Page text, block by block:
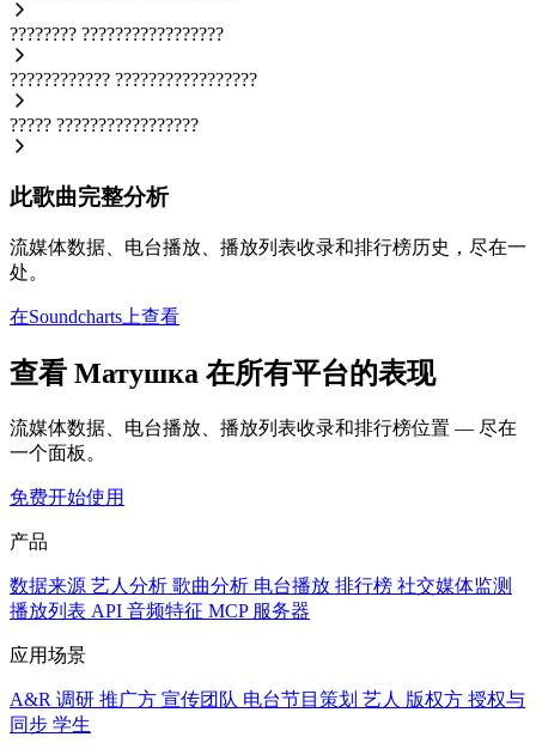
???????? ?????????????????
???????????? ?????????????????
????? ?????????????????
此歌曲完整分析
流媒体数据、电台播放、播放列表收录和排行榜历史，尽在一
处。
在Soundcharts上查看
查看 Матушка 在所有平台的表现
流媒体数据、电台播放、播放列表收录和排行榜位置 — 尽在
一个面板。
免费开始使用
产品
数据来源 艺人分析 歌曲分析 电台播放 排行榜 社交媒体监测
播放列表 API 音频特征 MCP 服务器
应用场景
A&R 调研 推广方 宣传团队 电台节目策划 艺人 版权方 授权与
同步 学生